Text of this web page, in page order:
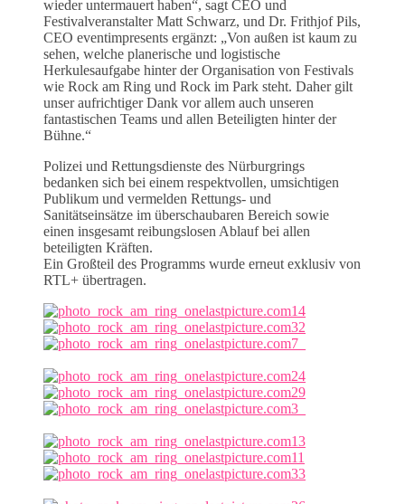
wieder untermauert haben“, sagt CEO und
Festivalveranstalter Matt Schwarz, und Dr. Frithjof Pils,
CEO eventimpresents ergänzt: „Von außen ist kaum zu
sehen, welche planerische und logistische
Herkulesaufgabe hinter der Organisation von Festivals
wie Rock am Ring und Rock im Park steht. Daher gilt
unser aufrichtiger Dank vor allem auch unseren
fantastischen Teams und allen Beteiligten hinter der
Bühne.“
Polizei und Rettungsdienste des Nürburgrings
bedanken sich bei einem respektvollen, umsichtigen
Publikum und vermelden Rettungs- und
Sanitätseinsätze im überschaubaren Bereich sowie
einen insgesamt reibungslosen Ablauf bei allen
beteiligten Kräften.
Ein Großteil des Programms wurde erneut exklusiv von
RTL+ übertragen.